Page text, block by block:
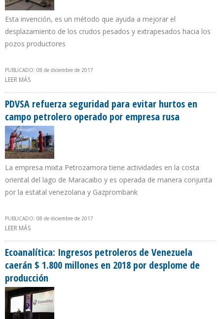
Esta invención, es un método que ayuda a mejorar el
desplazamiento de los crudos pesados y extrapesados hacia los
pozos productores
PUBLICADO: 08 de diciembre de 2017
LEER MÁS
PDVSA refuerza seguridad para evitar hurtos en
campo petrolero operado por empresa rusa
La empresa mixta Petrozamora tiene actividades en la costa
oriental del lago de Maracaibo y es operada de manera conjunta
por la estatal venezolana y Gazprombank
PUBLICADO: 08 de diciembre de 2017
LEER MÁS
Ecoanalítica: Ingresos petroleros de Venezuela
caerán $ 1.800 millones en 2018 por desplome de
producción